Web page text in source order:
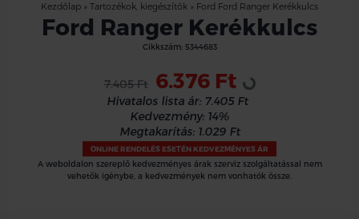
Kezdőlap » Tartozékok, kiegészítők » Ford Ford Ranger Kerékkulcs
Ford Ranger Kerékkulcs
Cikkszám: 5344683
7.405 Ft 6.376 Ft Loading...
Hivatalos lista ár: 7.405 Ft
Kedvezmény: 14%
Megtakarítás: 1.029 Ft
ONLINE RENDELÉS ESETÉN KEDVEZMÉNYES ÁR
A weboldalon szereplő kedvezményes árak szerviz szolgáltatással nem
vehetők igénybe, a kedvezmények nem vonhatók össze.